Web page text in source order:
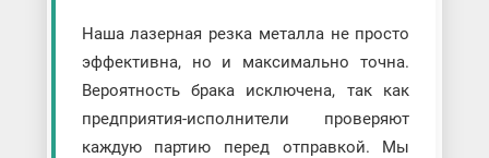
Наша лазерная резка металла не просто
эффективна, но и максимально точна.
Вероятность брака исключена, так как
предприятия-исполнители проверяют
каждую партию перед отправкой. Мы